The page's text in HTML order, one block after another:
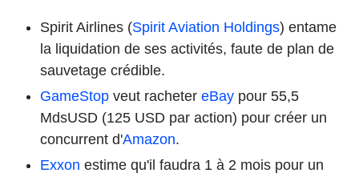
Spirit Airlines (Spirit Aviation Holdings) entame
la liquidation de ses activités, faute de plan de
sauvetage crédible.
GameStop veut racheter eBay pour 55,5
MdsUSD (125 USD par action) pour créer un
concurrent d'Amazon.
Exxon estime qu'il faudra 1 à 2 mois pour un